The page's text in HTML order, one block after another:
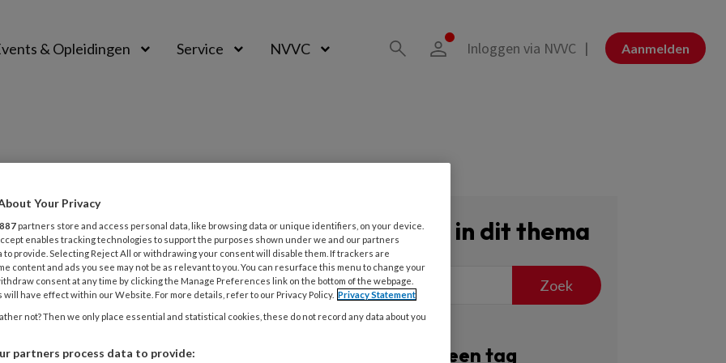
& Opleidingen Service NVVC Inloggen via NVVC Aanmelden
ONDERZOEK HARTFALEN
cardiale CT het verschil maakt
met een verdenking op kunstklepdysfunctie
altijd eenvoudig om relevante pathologie met
Zoeken in dit thema
Zoek
Filter op een tag
Your Privacy
887 partners store and access personal data, like browsing data or unique identifiers, on your device.
enables tracking technologies to support the purposes shown under we and our partners
to provide. Selecting Reject All or withdrawing your consent will disable them. If trackers are
content and ads you see may not be as relevant to you. You can resurface this menu to change your
consent at any time by clicking the Manage Preferences link on the bottom of the webpage.
will have effect within our Website. For more details, refer to our Privacy Policy. Privacy Statement
not? Then we only place essential and statistical cookies, these do not record any data about you
partners process data to provide: